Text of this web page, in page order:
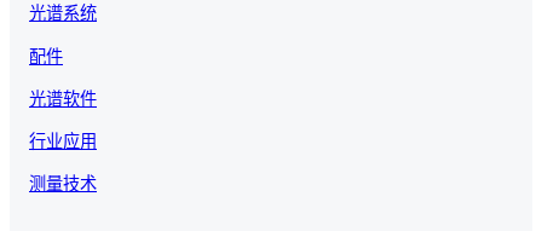
光谱系统
配件
光谱软件
行业应用
测量技术